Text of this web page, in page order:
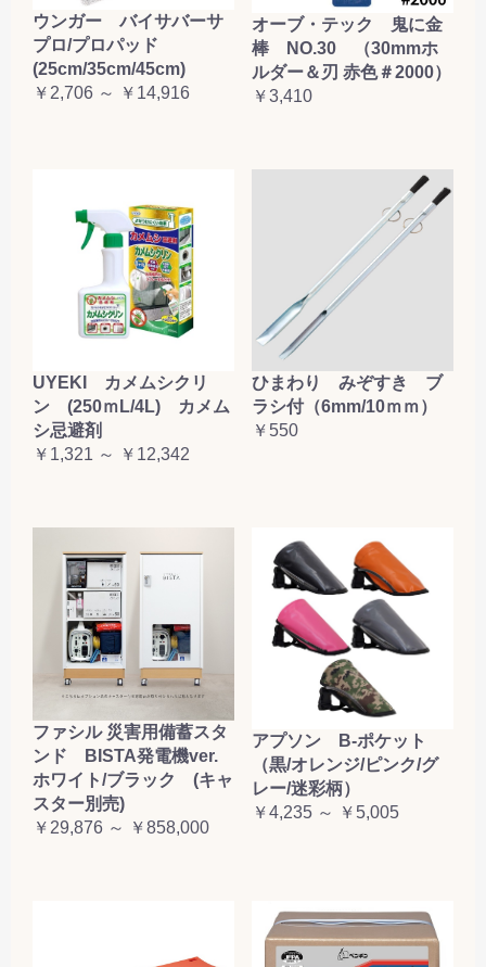
お買い物を続ける カートへ進む
ウンガー バイサバーサ
プロ/プロパッド
(25cm/35cm/45cm)
￥2,706 ～ ￥14,916
オーブ・テック 鬼に金
棒 NO.30 （30mmホ
ルダー＆刃 赤色＃2000）
￥3,410
UYEKI カメムシクリ
ン (250ｍL/4L) カメム
シ忌避剤
￥1,321 ～ ￥12,342
ひまわり みぞすき ブ
ラシ付（6mm/10ｍｍ）
￥550
ファシル 災害用備蓄スタ
ンド BISTA発電機ver.
ホワイト/ブラック (キャ
スター別売)
￥29,876 ～ ￥858,000
アプソン B-ポケット
（黒/オレンジ/ピンク/グ
レー/迷彩柄）
￥4,235 ～ ￥5,005